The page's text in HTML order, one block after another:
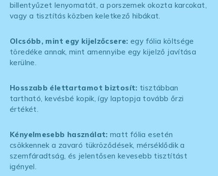
billentyűzet lenyomatát, a porszemek okozta karcokat,
vagy a tisztítás közben keletkező hibákat.
Olcsóbb, mint egy kijelzőcsere: egy fólia költsége
töredéke annak, mint amennyibe egy kijelző javítása
kerülne.
Hosszabb élettartamot biztosít: tisztábban
tartható, kevésbé kopik, így laptopja tovább őrzi
értékét.
Kényelmesebb használat: matt fólia esetén
csökkennek a zavaró tükröződések, mérséklődik a
szemfáradtság, és jelentősen kevesebb tisztítást
igényel.